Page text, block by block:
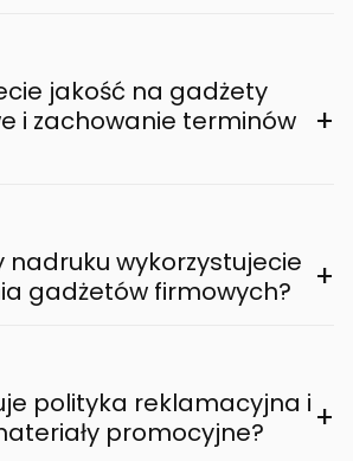
jakość na gadżety
i zachowanie terminów
+
wykorzystujecie
gadżetów firmowych?
+
polityka reklamacyjna i
promocyjne?
+